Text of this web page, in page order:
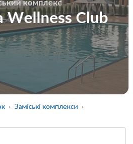
комплекс
Wellness Club
Заміські комплекси